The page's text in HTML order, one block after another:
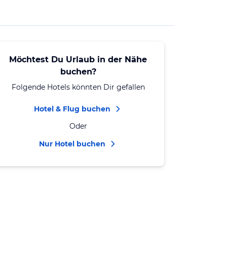
Möchtest Du Urlaub in der Nähe
buchen?
Folgende Hotels könnten Dir gefallen
Hotel & Flug buchen
Oder
Nur Hotel buchen